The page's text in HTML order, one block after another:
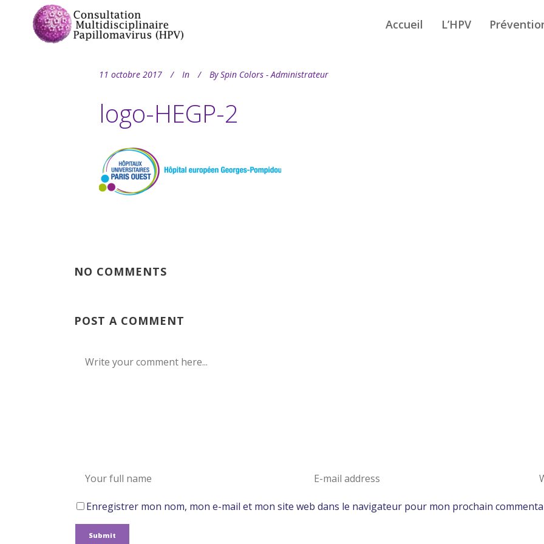
Accueil L’HPV
11 octobre 2017 In By Spin Colors - Administrateur
logo-HEGP-2
NO COMMENTS
POST A COMMENT
Enregistrer mon nom, mon e-mail et mon site web dans le navigateur pour mon prochain